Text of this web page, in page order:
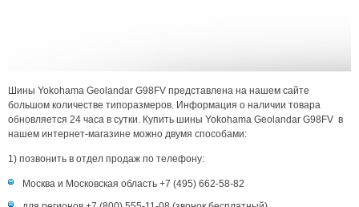
Шины Yokohama Geolandar G98FV представлена на нашем сайте
большом количестве типоразмеров. Информация о наличии товара
обновляется 24 часа в сутки. Купить шины Yokohama Geolandar G98FV в
нашем интернет-магазине можно двумя способами:
1) позвонить в отдел продаж по телефону:
Москва и Московская область +7 (495) 662-58-82